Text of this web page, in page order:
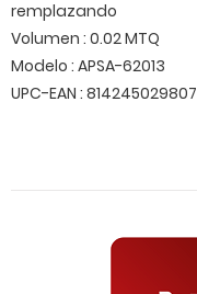
remplazando
Volumen : 0.02 MTQ
Modelo : APSA-62013
UPC-EAN : 814245029807